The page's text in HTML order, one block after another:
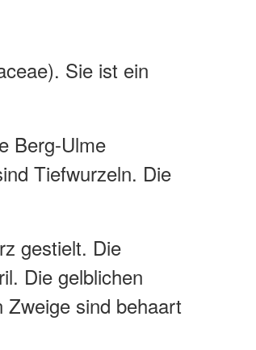
Sie ist ein
Berg-Ulme
Tiefwurzeln. Die
gestielt. Die
Die gelblichen
sind behaart